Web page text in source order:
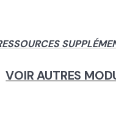
VOIR AUTRES